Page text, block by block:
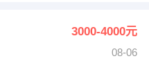
3000-4000元
08-06